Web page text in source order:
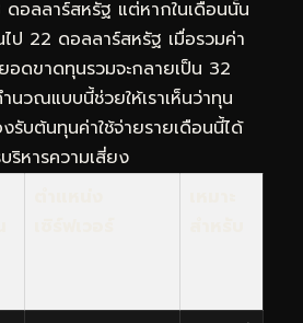
ดอลลาร์สหรัฐ แต่หากในเดือนนั้น
ไป 22 ดอลลาร์สหรัฐ เมื่อรวมค่า
ยอดขาดทุนรวมจะกลายเป็น 32
นวณแบบนี้ช่วยให้เราเห็นว่าทุน
รับต้นทุนค่าใช้จ่ายรายเดือนนี้ได้
ริหารความเสี่ยง